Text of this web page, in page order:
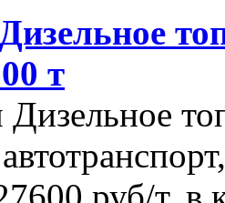
т
Дизельное